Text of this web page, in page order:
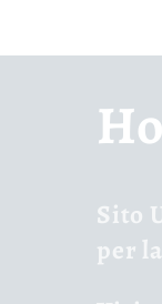
C
o
l
Sito
per